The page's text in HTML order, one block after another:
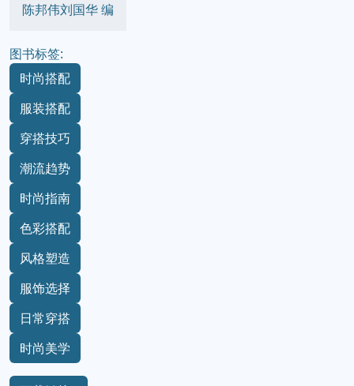
陈邦伟刘国华 编
图书标签:
时尚搭配
服装搭配
穿搭技巧
潮流趋势
时尚指南
色彩搭配
风格塑造
服饰选择
日常穿搭
时尚美学